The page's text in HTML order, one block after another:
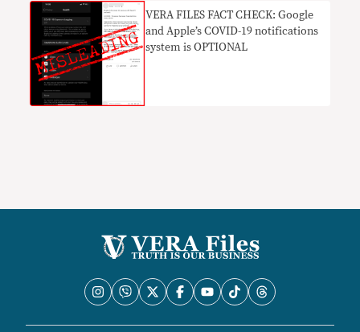
VERA FILES FACT CHECK: Google
and Apple’s COVID-19 notifications
system is OPTIONAL